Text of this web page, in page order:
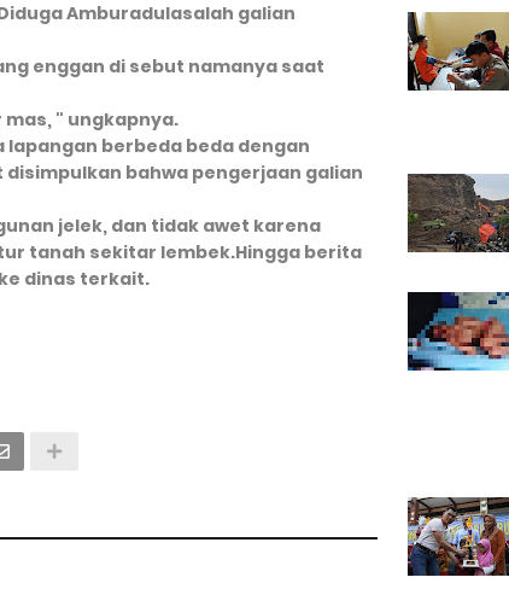
Amburadulasalah galian
enggan di sebut namanya saat
" ungkapnya.
berbeda beda dengan
bahwa pengerjaan galian
jelek, dan tidak awet karena
tanah sekitar lembek.Hingga berita
dinas terkait.